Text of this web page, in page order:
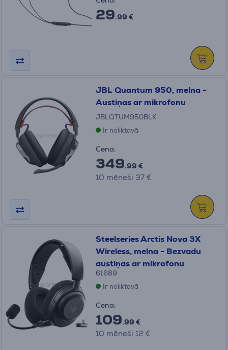
29.99 €
JBL Quantum 950, melna -
Austiņas ar mikrofonu
JBLQTUM950BLK
Ir noliktavā
Cena:
349.99 €
10 mēneši 37 €
Steelseries Arctis Nova 3X
Wireless, melna - Bezvadu
austiņas ar mikrofonu
61689
Ir noliktavā
Cena:
109.99 €
10 mēneši 12 €